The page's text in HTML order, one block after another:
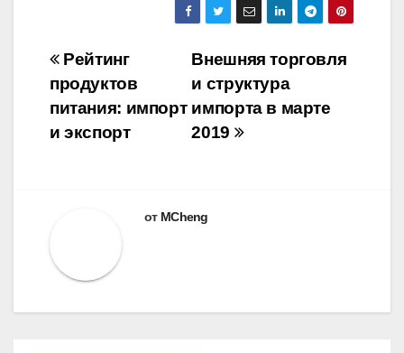
Навигация
по
записям
Внешняя торговля
и структура
импорта в марте
2019
Рейтинг
продуктов
питания: импорт
и экспорт
от MCheng